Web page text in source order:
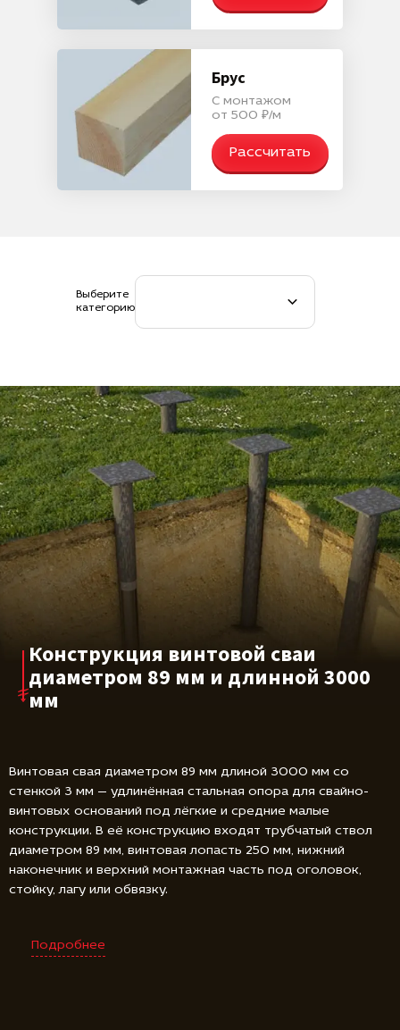
Брус
С монтажом
от 500 ₽/м
Рассчитать
Выберите
категорию
Конструкция винтовой сваи
диаметром 89 мм и длинной 3000
мм
Винтовая свая диаметром 89 мм длиной 3000 мм со
стенкой 3 мм — удлинённая стальная опора для свайно-
винтовых оснований под лёгкие и средние малые
конструкции. В её конструкцию входят трубчатый ствол
диаметром 89 мм, винтовая лопасть 250 мм, нижний
наконечник и верхний монтажная часть под оголовок,
стойку, лагу или обвязку.
Подробнее